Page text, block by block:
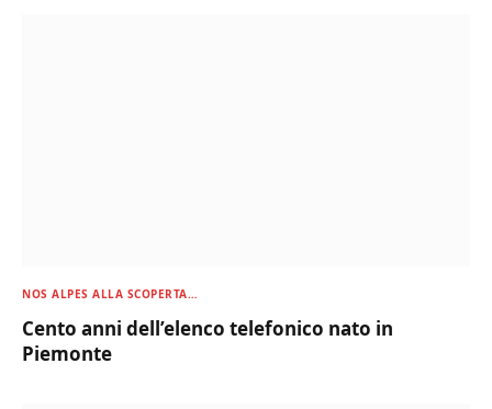
NOS ALPES ALLA SCOPERTA…
Cento anni dell’elenco telefonico nato in
Piemonte